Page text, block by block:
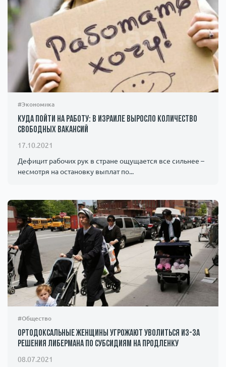
#Экономика
Куда пойти на работу: в Израиле выросло количество
свободных вакансий
17.10.2021
Дефицит рабочих рук в стране ощущается все сильнее –
несмотря на остановку выплат по...
#Общество
Ортодоксальные женщины угрожают уволиться из-за
решения Либермана по субсидиям на продленку
08.07.2021